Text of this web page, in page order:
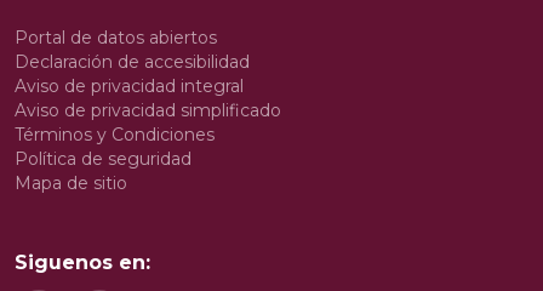
Portal de datos abiertos
Declaración de accesibilidad
Aviso de privacidad integral
Aviso de privacidad simplificado
Términos y Condiciones
Política de seguridad
Mapa de sitio
Siguenos en: